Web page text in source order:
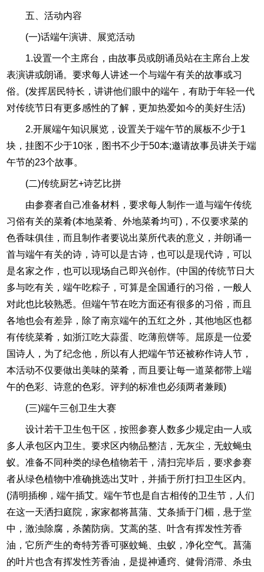
五、活动内容
(一)话端午演讲、展览活动
1.设置一个主席台，由故事员或朗诵员站在主席台上发
表演讲或朗诵。要求每人讲述一个与端午有关的故事或习
俗。(发挥居民特长，讲讲他们眼中的端午，有助于年轻一代
对传统节日有更多感性的了解，更加热爱如今的美好生活)
2.开展端午知识展览，设置关于端午节的展板不少于1
块，挂图不少于10张，图书不少于50本;邀请故事员讲关于端
午节的23个故事。
(二)传统厨艺+诗艺比拼
由参赛者自己准备材料，要求每人制作一道与端午传统
习俗有关的菜肴(本地菜肴、外地菜肴均可)，不仅要求菜的
色香味俱佳，而且制作者要说出菜所代表的意义，并朗诵一
首与端午有关的诗，诗可以是古诗，也可以是现代诗，可以
是名家之作，也可以现场自己即兴创作。(中国的传统节日大
多与吃有关，端午吃粽子，可算是全国通行的习俗，一般人
对此也比较熟悉。但端午节在吃方面还有很多的习俗，而且
各地也会有差异，除了南京端午的五红之外，其他地区也都
有传统菜肴，如浙江吃大蒜蛋、吃薄煎饼等。屈原是一位爱
国诗人，为了纪念他，所以有人把端午节还被称作诗人节，
本活动不仅要做出美味的菜肴，而且要让每一道菜都带上端
午的色彩、诗意的色彩。评判的标准也必须两者兼顾)
(三)端午三创卫生大赛
设计若干卫生包干区，按照参赛人数多少规定由一人或
多人承包区内卫生。要求区内物品整洁，无灰尘，无蚊蝇虫
蚁。准备不同种类的绿色植物若干，清扫完毕后，要求参赛
者从绿色植物中准确挑选出艾叶，并插于所打扫卫生区内。
(清明插柳，端午插艾。端午节也是自古相传的卫生节，人们
在这一天洒扫庭院，家家都将菖蒲、艾条插于门楣，悬于堂
中，激浊除腐，杀菌防病。艾蒿的茎、叶含有挥发性芳香
油，它所产生的奇特芳香可驱蚊蝇、虫蚁，净化空气。菖蒲
的叶片也含有挥发性芳香油，是提神通窍、健骨消滞、杀虫